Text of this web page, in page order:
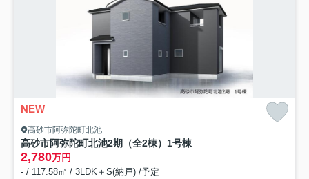
NEW
高砂市阿弥陀町北池
高砂市阿弥陀町北池2期（全2棟）1号棟
2,780万円
- / 117.58㎡ / 3LDK＋S(納戸) /予定